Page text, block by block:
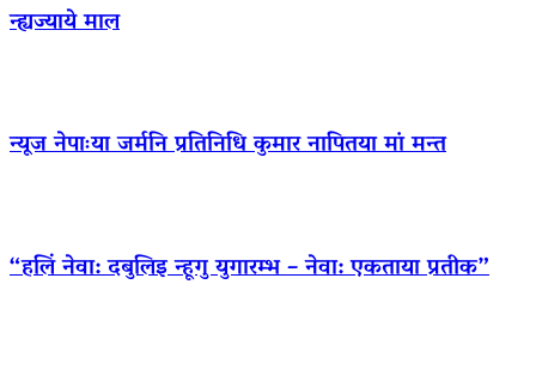
न्ह्यज्याये माल
न्यूज नेपाःया जर्मनि प्रतिनिधि कुमार नापितया मां मन्त
“हलिं नेवा: दबुलिइ न्हूगु युगारम्भ – नेवा: एकताया प्रतीक”